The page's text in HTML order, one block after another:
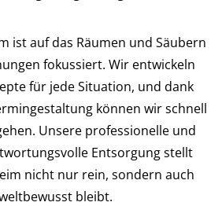
ist auf das Räumen und Säubern
fokussiert. Wir entwickeln
für jede Situation, und dank
können wir schnell
Unsere professionelle und
Entsorgung stellt
nicht nur rein, sondern auch
bleibt.